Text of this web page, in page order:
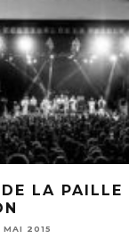
LA PAILLE
MAI 2015